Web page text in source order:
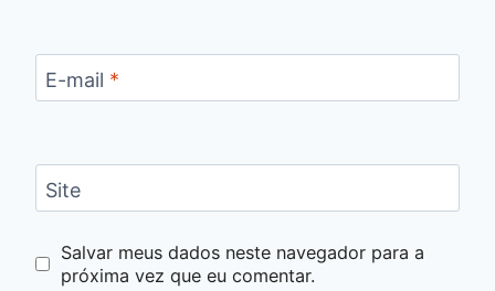
E-mail *
Site
Salvar meus dados neste navegador para a
próxima vez que eu comentar.